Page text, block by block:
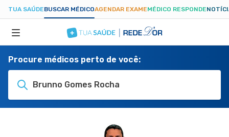
TUA SAÚDEBUSCAR MÉDICOAGENDAR EXAMEMÉDICO RESPONDE
ESPECIALIDADES
Procure médicos perto de você:
Brunno Gomes Rocha